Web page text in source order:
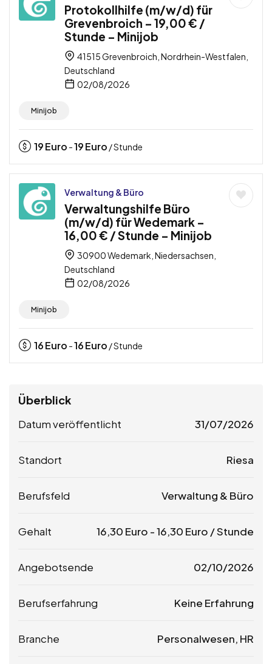
Protokollhilfe (m/w/d) für
Grevenbroich – 19,00 € /
Stunde – Minijob
41515 Grevenbroich, Nordrhein-Westfalen,
Deutschland
02/08/2026
Minijob
19Euro -19Euro / Stunde
Verwaltung & Büro
Verwaltungshilfe Büro
(m/w/d) für Wedemark –
16,00 € / Stunde – Minijob
30900 Wedemark, Niedersachsen,
Deutschland
02/08/2026
Minijob
16Euro -16Euro / Stunde
Überblick
Datum veröffentlicht 31/07/2026
Standort Riesa
Berufsfeld Verwaltung & Büro
Gehalt 16,30 Euro -16,30 Euro / Stunde
Angebotsende 02/10/2026
Berufserfahrung Keine Erfahrung
Branche Personalwesen, HR